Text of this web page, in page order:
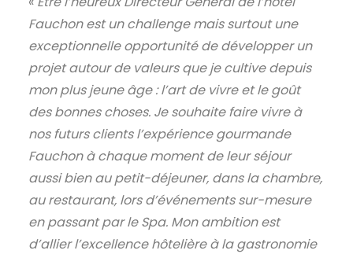
Fauchon est un challenge mais surtout une
exceptionnelle opportunité de développer un
projet autour de valeurs que je cultive depuis
mon plus jeune âge : l’art de vivre et le goût
des bonnes choses. Je souhaite faire vivre à
nos futurs clients l’expérience gourmande
Fauchon à chaque moment de leur séjour
aussi bien au petit-déjeuner, dans la chambre,
au restaurant, lors d’événements sur-mesure
en passant par le Spa. Mon ambition est
d’allier l’excellence hôtelière à la gastronomie